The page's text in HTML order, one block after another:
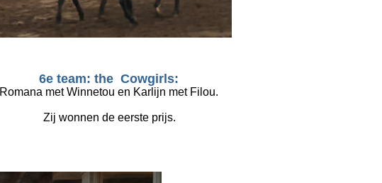
6e team: the  Cowgirls:
Romana met Winnetou en Karlijn met Filou.
Zij wonnen de eerste prijs.